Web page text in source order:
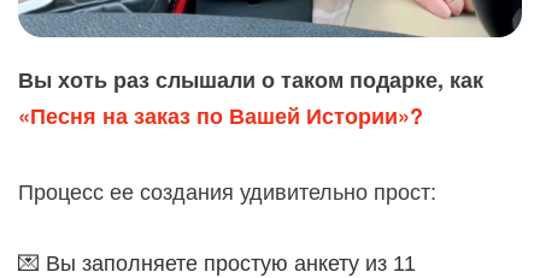
Вы хоть раз слышали о таком подарке, как
«Песня на заказ по Вашей Истории»?
Процесс ее создания удивительно прост:
💌 Вы заполняете простую анкету из 11